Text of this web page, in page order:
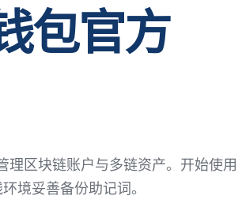
包官方
区块链账户与多链资产。开始使用
境妥善备份助记词。